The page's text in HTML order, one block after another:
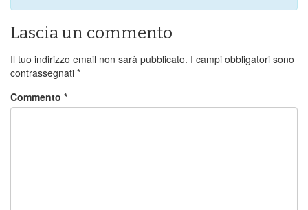
Lascia un commento
Il tuo indirizzo email non sarà pubblicato. I campi obbligatori sono
contrassegnati *
Commento *